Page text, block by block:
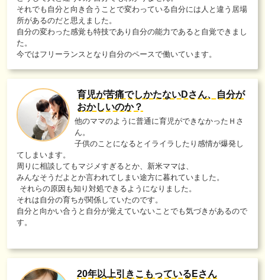
それでも自分と向き合うことで変わっている自分には人と違う居場
所があるのだと思えました。
自分の変わった感覚も特技であり自分の能力であると自覚できまし
た。
今ではフリーランスとなり自分のペースで働いています。
育児が苦痛でしかたないDさん、自分が
おかしいのか？
他のママのように普通に育児ができなかったＨさ
ん。
子供のことになるとイライラしたり感情が爆発し
てしまいます。
周りに相談してもマジメすぎるとか、新米ママは、
みんなそうだよとか言われてしまい途方に暮れていました。
それらの原因も知り対処できるようになりました。
それは自分の育ちが関係していたのです。
自分と向かい合うと自分が覚えていないことでも気づきがあるので
す。
20年以上引きこもっているEさん